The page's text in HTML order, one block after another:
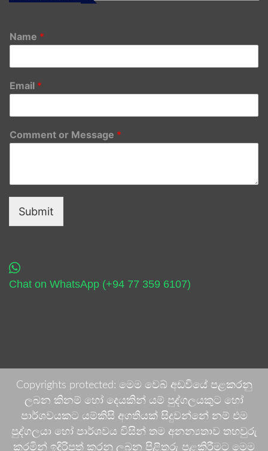
Name *
Email *
Comment or Message *
Submit
Chat on WhatsApp (+94 77 359 6107)
Copyrights protected: මෙම වෙබ් අඩවියේ පළකරනු
ලබන කිනම් හෝ දෙයකින් යම් පුද්ගලයකුට හෝ
පාර්ශවයකට යම්කිසි අගතියක් සිදුවන්නේ නම් එම
පුද්ගලයා හෝ පාර්ශවය විසින් තම අනන්‍යතාව තහවුරු
කරමින් ඉදිරිපත් කරනු ලබන පිළිතුරු පළකිරීමට මෙම